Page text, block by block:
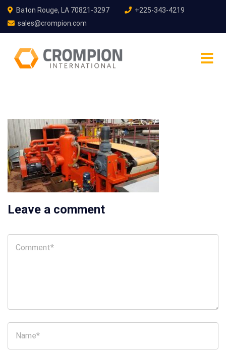
Baton Rouge, LA 70821-3297
+225-343-4219
sales@crompion.com
Leave a comment